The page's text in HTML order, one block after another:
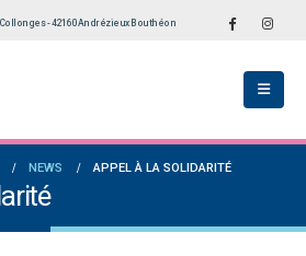
- 42160 Andrézieux Bouthéon
NEWS APPEL À LA SOLIDARITÉ
B: de
Ligue Aura: les +35 des « 5glés » vice-
Bilan des seniors garçons par Philippe